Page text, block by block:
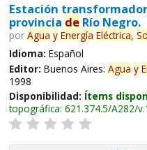
Estación
provincia deRío Negro.
por Agua y Energía Eléctrica,
Idioma: Español
Editor: Buenos Aires: Agua y
1998
Disponibilidad: Ítems
topográfica: 621.374.5/A282/